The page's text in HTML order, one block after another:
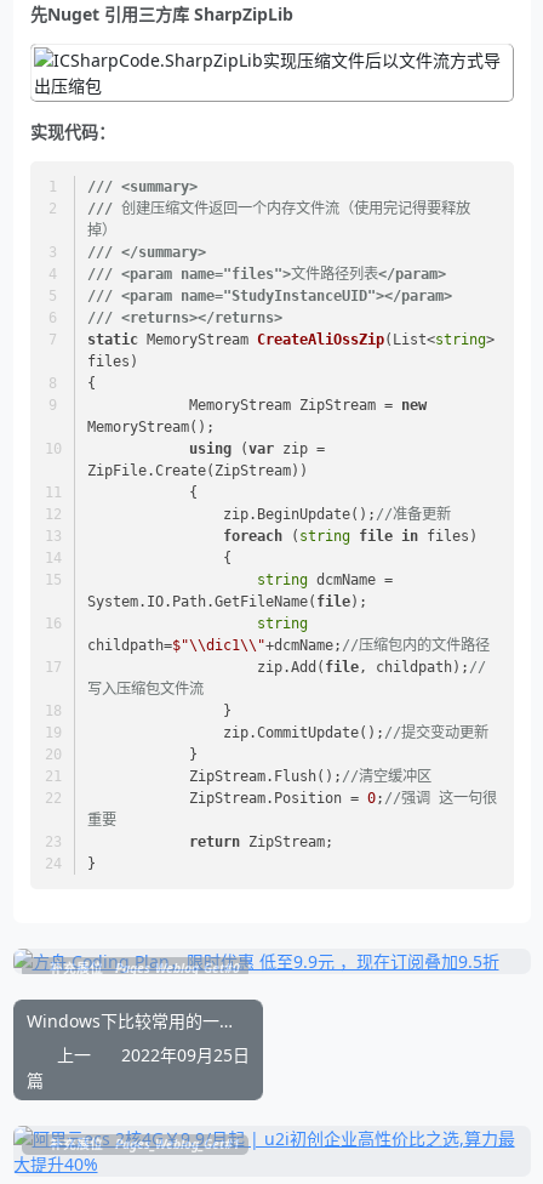
先Nuget 引用三方库 SharpZipLib
实现代码：
/// <summary>
/// 创建压缩文件返回一个内存文件流（使用完记得要释放
掉）
/// </summary>
/// <param name="files">文件路径列表</param>
/// <param name="StudyInstanceUID"></param>
/// <returns></returns>
static MemoryStream CreateAliOssZip( List<string>
files )
{
            MemoryStream ZipStream =
new
MemoryStream();
using (var zip =
ZipFile.Create(ZipStream))
            {
                zip.BeginUpdate();
//准备更新
foreach ( string file in files)
                {
string dcmName =
System.IO.Path.GetFileName( file);
string
childpath=$"\\dic1\\"+dcmName; //压缩包内的文件路径
                    zip.Add(
file, childpath); //
写入压缩包文件流
                }
                zip.CommitUpdate();
//提交变动更新
            }
            ZipStream.Flush();
//清空缓冲区
            ZipStream.Position =
0; //强调 这一句很
重要
return ZipStream;
}
补充展位 Pages_Weblog_Get#0
Windows下比较常用的一些快捷键功能和说明
上一
篇
2022年09月25日
补充展位 Pages_Weblog_Get#1